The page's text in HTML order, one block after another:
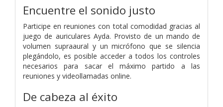
Encuentre el sonido justo
Participe en reuniones con total comodidad gracias al
juego de auriculares Ayda. Provisto de un mando de
volumen supraaural y un micrófono que se silencia
plegándolo, es posible acceder a todos los controles
necesarios para sacar el máximo partido a las
reuniones y videollamadas online.
De cabeza al éxito